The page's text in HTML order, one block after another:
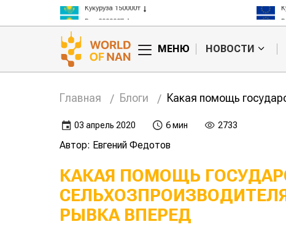
Кукуруза 150000₸
Рис 300000₸
Пшеница 3 класс 125000₸
МЕНЮ НОВОСТИ
Главная Блоги Какая помощь
03 апрель 2020 6 мин 2733
Автор: Евгений Федотов
КАКАЯ ПОМОЩЬ
РЫВКА ВПЕРЕД
Королева